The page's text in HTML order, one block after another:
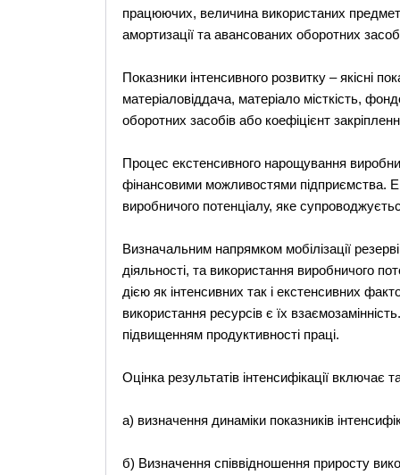
працюючих, величина використаних
амортизації та авансованих оборотних
Показники інтенсивного розвитку – якісні
матеріаловіддача, матеріало місткість,
оборотних засобів або коефіцієнт
Процес екстенсивного нарощування
фінансовими можливостями підприємства.
виробничого потенціалу, яке
Визначальним напрямком мобілізації
діяльності, та використання виробничого
дією як інтенсивних так і екстенсивних
використання ресурсів є їх
підвищенням продуктивності праці.
Оцінка результатів інтенсифікації включає
а) визначення динаміки показників
б) Визначення співвідношення приросту